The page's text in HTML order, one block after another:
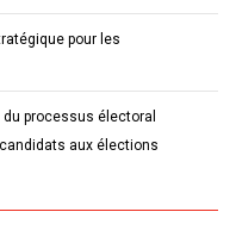
pour les
processus électoral
aux élections